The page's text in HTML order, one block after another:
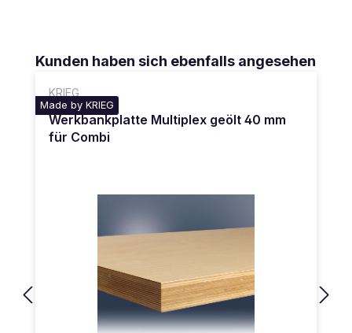
Produktgalerie überspringen
Kunden haben sich ebenfalls angesehen
KRIEG
Made by KRIEG
Werkbankplatte Multiplex geölt 40 mm
für Combi